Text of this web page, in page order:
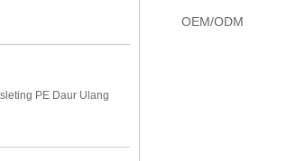
PE Daur Ulang
OEM/ODM